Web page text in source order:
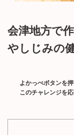
会津地方で
やしじみの
よかっぺボタンを
このチャレンジを応